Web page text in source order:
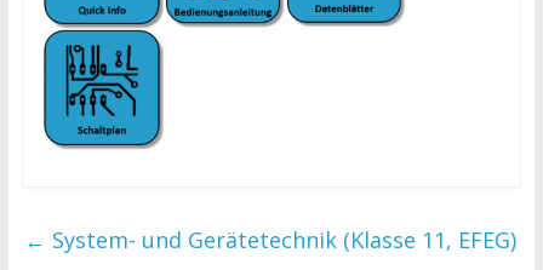
← System- und Gerätetechnik (Klasse 11, EFEG)